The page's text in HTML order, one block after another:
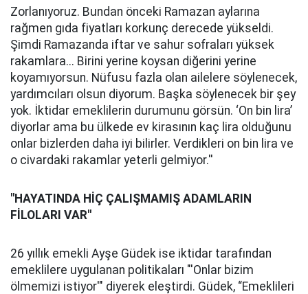
Zorlanıyoruz. Bundan önceki Ramazan aylarına
rağmen gıda fiyatları korkunç derecede yükseldi.
Şimdi Ramazanda iftar ve sahur sofraları yüksek
rakamlara... Birini yerine koysan diğerini yerine
koyamıyorsun. Nüfusu fazla olan ailelere söylenecek,
yardımcıları olsun diyorum. Başka söylenecek bir şey
yok. İktidar emeklilerin durumunu görsün. ‘On bin lira’
diyorlar ama bu ülkede ev kirasının kaç lira olduğunu
onlar bizlerden daha iyi bilirler. Verdikleri on bin lira ve
o civardaki rakamlar yeterli gelmiyor.''
"HAYATINDA HİÇ ÇALIŞMAMIŞ ADAMLARIN
FİLOLARI VAR''
26 yıllık emekli Ayşe Güdek ise iktidar tarafından
emeklilere uygulanan politikaları "'Onlar bizim
ölmemizi istiyor'" diyerek eleştirdi. Güdek, “Emeklileri